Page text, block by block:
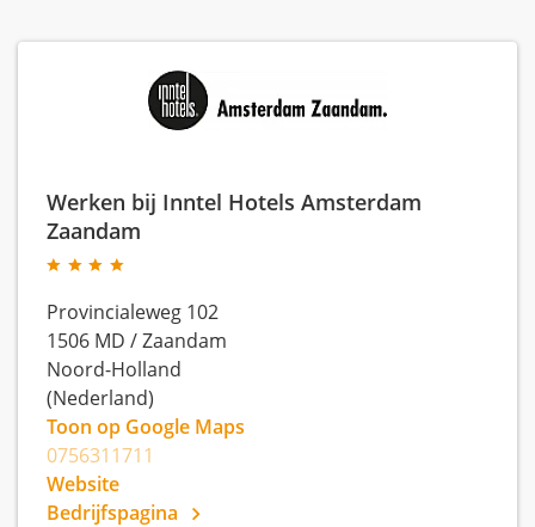
Werken bij Inntel Hotels Amsterdam
Zaandam
Provincialeweg 102
1506 MD /Zaandam
Noord-Holland
(Nederland)
Toon op Google Maps
0756311711
Website
Bedrijfspagina